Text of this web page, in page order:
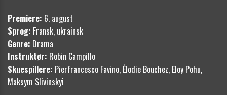
Premiere: 6. august
Sprog: Fransk, ukrainsk
Genre: Drama
Instruktør: Robin Campillo
Skuespillere: Pierfrancesco Favino, Élodie Bouchez, Eloy Pohu,
Maksym Slivinskyi